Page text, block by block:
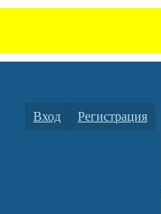
Вход Регистрация